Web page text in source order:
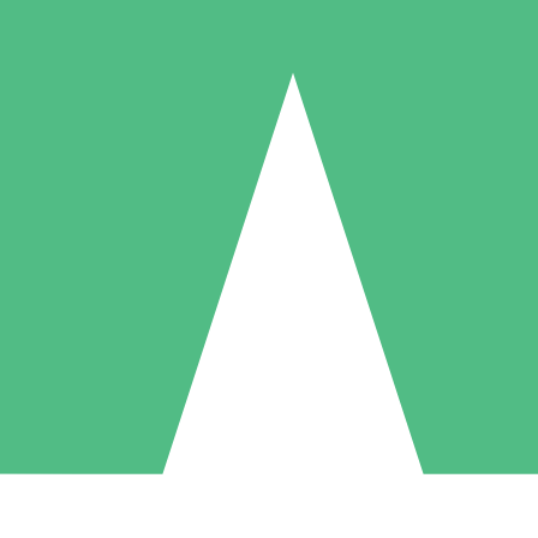
Individuella Kreditpaket
per användning med nedladdningskrediter. Inget månatligt åtagande
5 Nedladdningar
US$